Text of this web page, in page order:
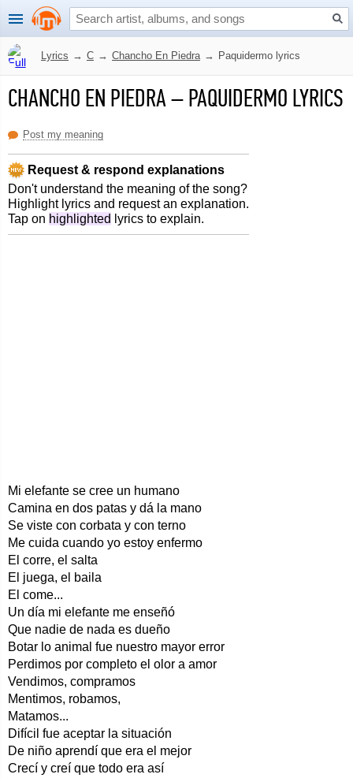
Lyrics → C → Chancho En Piedra → Paquidermo lyrics
CHANCHO EN PIEDRA–PAQUIDERMO LYRICS
Post my meaning
Request & respond explanations
Don't understand the meaning of the song?
Highlight lyrics and request an explanation.
Tap on highlighted lyrics to explain.
Mi elefante se cree un humano
Camina en dos patas y dá la mano
Se viste con corbata y con terno
Me cuida cuando yo estoy enfermo
El corre, el salta
El juega, el baila
El come...
Un día mi elefante me enseñó
Que nadie de nada es dueño
Botar lo animal fue nuestro mayor error
Perdimos por completo el olor a amor
Vendimos, compramos
Mentimos, robamos,
Matamos...
Difícil fue aceptar la situación
De niño aprendí que era el mejor
Crecí y creí que todo era así